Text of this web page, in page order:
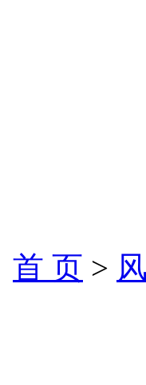
首 页 >